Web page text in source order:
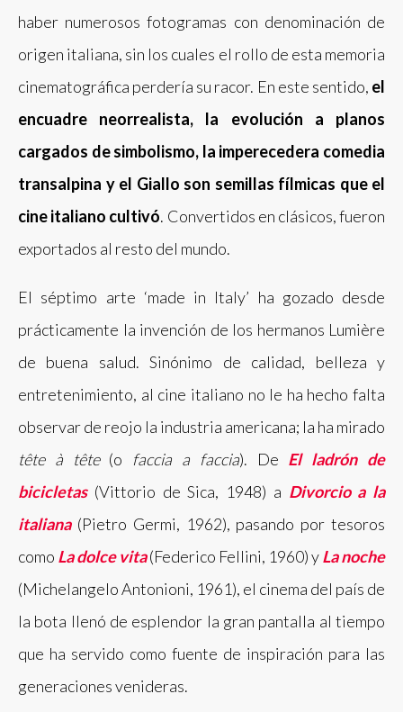
haber numerosos fotogramas con denominación de
origen italiana, sin los cuales el rollo de esta memoria
cinematográfica perdería su racor. En este sentido, el
encuadre neorrealista, la evolución a planos
cargados de simbolismo, la imperecedera comedia
transalpina y el Giallo son semillas fílmicas que el
cine italiano cultivó. Convertidos en clásicos, fueron
exportados al resto del mundo.
El séptimo arte ‘made in Italy’ ha gozado desde
prácticamente la invención de los hermanos Lumière
de buena salud. Sinónimo de calidad, belleza y
entretenimiento, al cine italiano no le ha hecho falta
observar de reojo la industria americana; la ha mirado
tête à tête(o faccia a faccia). De El ladrón de
bicicletas(Vittorio de Sica, 1948) a Divorcio a la
italiana(Pietro Germi, 1962), pasando por tesoros
como La dolce vita(Federico Fellini, 1960) yLanoche
(Michelangelo Antonioni, 1961), el cinema del país de
la bota llenó de esplendor la gran pantalla al tiempo
que ha servido como fuente de inspiración para las
generaciones venideras.